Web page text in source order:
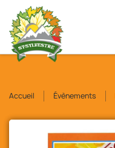
Accueil Évènements